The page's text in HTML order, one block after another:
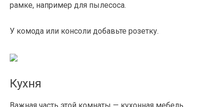
рамке, например для пылесоса.
У комода или консоли добавьте розетку.
Кухня